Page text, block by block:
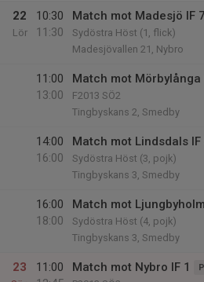
22
Lör
10:30
11:30
Match mot Madesjö IF 7
Sydöstra Höst (1, flick)
Madesjövallen 21, Nybro
11:00
13:00
Match mot Mörbylånga
F2013 SÖ2
Tingbyskans 2, Smedby
14:00
16:00
Match mot Lindsdals IF
Sydöstra Höst (3, pojk)
Tingbyskans 3, Smedby
16:00
18:00
Match mot
Sydöstra Höst (4, pojk)
Tingbyskans 3, Smedby
23
11:00
Match mot Nybro IF 1